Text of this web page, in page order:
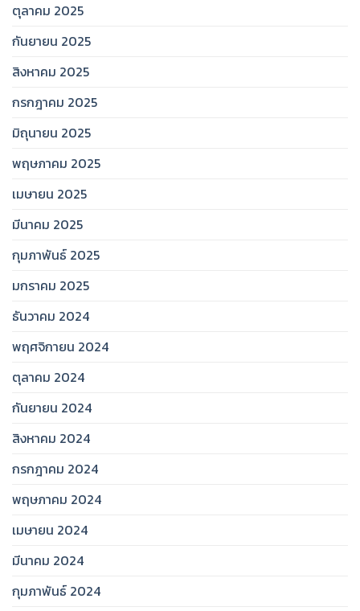
ตุลาคม 2025
กันยายน 2025
สิงหาคม 2025
กรกฎาคม 2025
มิถุนายน 2025
พฤษภาคม 2025
เมษายน 2025
มีนาคม 2025
กุมภาพันธ์ 2025
มกราคม 2025
ธันวาคม 2024
พฤศจิกายน 2024
ตุลาคม 2024
กันยายน 2024
สิงหาคม 2024
กรกฎาคม 2024
พฤษภาคม 2024
เมษายน 2024
มีนาคม 2024
กุมภาพันธ์ 2024